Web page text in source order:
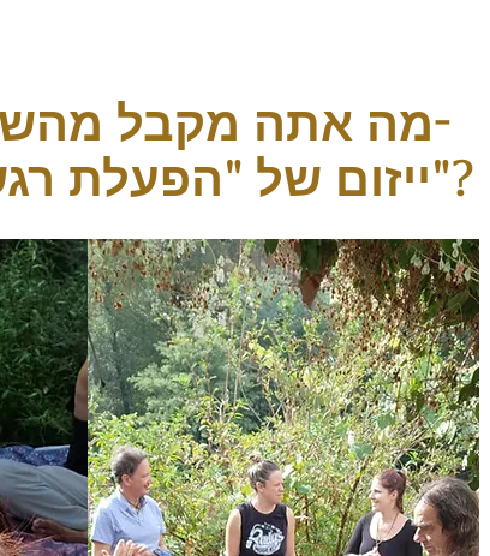
מה אתה מקבל מהשתתפות ב-
ייזום של "הפעלת רגשות ליבה"?